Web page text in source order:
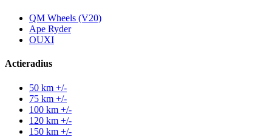
QM Wheels (V20)
Ape Ryder
OUXI
Actieradius
50 km +/-
75 km +/-
100 km +/-
120 km +/-
150 km +/-